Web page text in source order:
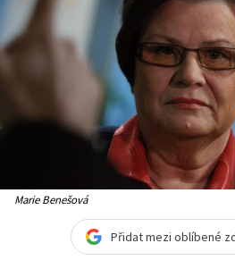
Marie Benešová
Přidat mezi oblíbené